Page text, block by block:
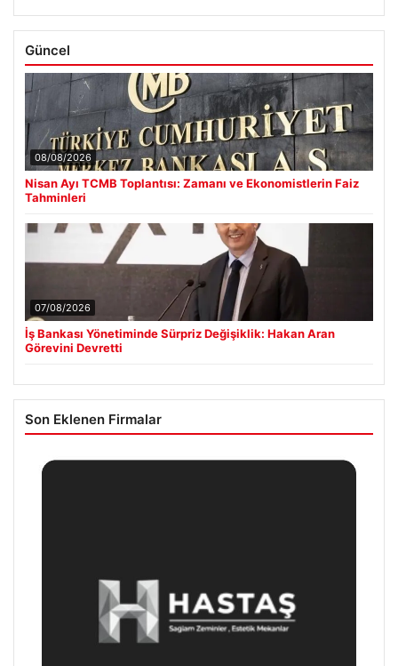
Güncel
08/08/2026
Nisan Ayı TCMB Toplantısı: Zamanı ve Ekonomistlerin Faiz
Tahminleri
07/08/2026
İş Bankası Yönetiminde Sürpriz Değişiklik: Hakan Aran
Görevini Devretti
Son Eklenen Firmalar